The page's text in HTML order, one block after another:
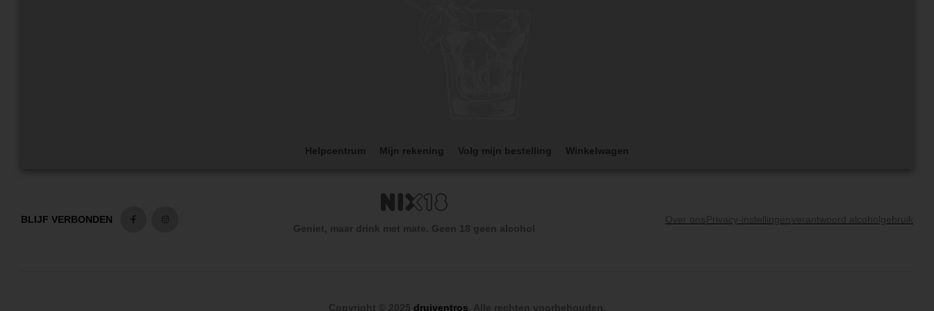
Helpcentrum Mijn rekening Volg mijn bestelling Winkelwagen
BLIJF VERBONDEN
Geniet, maar drink met mate. Geen 18 geen alcohol
Over ons Privacy-instellingen verantwoord alcoholgebruik
Copyright © 2025 druiventros. Alle rechten voorbehouden.